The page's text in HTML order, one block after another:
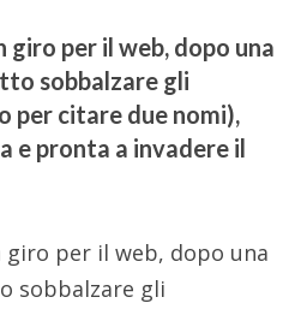
per il web, dopo una
sobbalzare gli
per citare due nomi),
e pronta a invadere il
per il web, dopo una
sobbalzare gli